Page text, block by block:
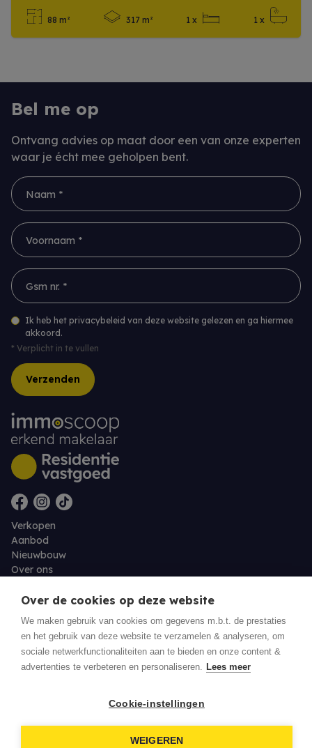
88 m² 317 m² 1 x 1 x
Bel me op
Ontvang advies op maat door een van onze experten
waar je écht mee geholpen bent.
Naam *
Voornaam *
Gsm nr. *
Ik heb het privacybeleid van deze website gelezen en ga hiermee
akkoord.
* Verplicht in te vullen
Verzenden
Verkopen
Aanbod
Nieuwbouw
Over ons
Jobs
Eigenaarslogin
Over de cookies op deze website
We maken gebruik van cookies om gegevens m.b.t. de prestaties
en het gebruik van deze website te verzamelen & analyseren, om
sociale netwerkfunctionaliteiten aan te bieden en onze content &
advertenties te verbeteren en personaliseren. Lees meer
Cookie-instellingen
WEIGEREN